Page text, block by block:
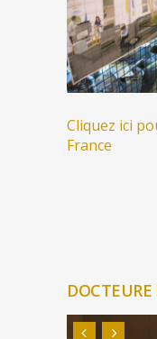
Cliquez ici
France
DOCTEURE